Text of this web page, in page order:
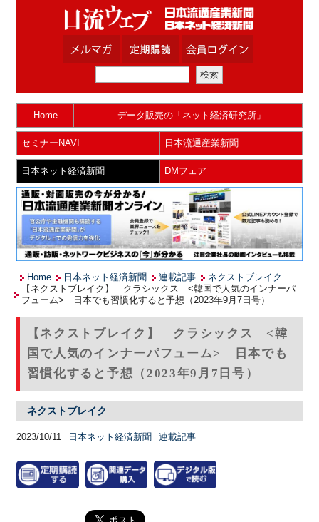
Home データ販売の「ネット経済研究所」
セミナーNAVI 日本流通産業新聞
日本ネット経済新聞 DMフェア
Home 日本ネット経済新聞 連載記事
ネクストブレイク
【ネクストブレイク】 クラシックス <韓国で人気のインナーパ
フューム> 日本でも習慣化すると予想（2023年9月7日号）
【ネクストブレイク】 クラシックス <韓
国で人気のインナーパフューム> 日本でも
習慣化すると予想（2023年9月7日号）
ネクストブレイク
2023/10/11 日本ネット経済新聞 連載記事